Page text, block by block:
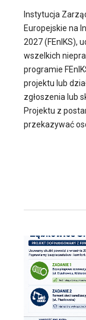
Instytucja
Europejskie na
2027 (FEnIKS),
wszelkich
programie
projektu lub
zgłoszenia lub
Projektu z
przekazywać